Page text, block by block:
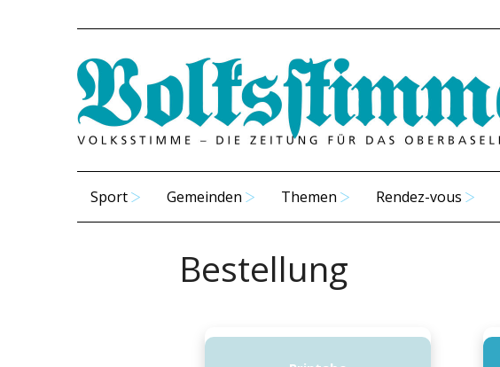
Sport Gemeinden Themen Rendez-vous